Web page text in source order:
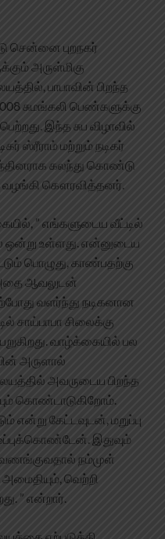
சென்னை புறநகர்
அருள்மிகு
பாபாவின் பிறந்த
சுமங்கலி பெண்களுக்கு
இந்த சுப விழாவில்
ஸ்ரீராம் மற்றும் நடிகர்
கலந்து கொண்டு
வழங்கி கௌரவித்தனர்.
” எங்களுடைய வீட்டில்
ஒன்று உள்ளது. என்னுடைய
பொழுது, காண்பதற்கு
அதை ஆவலுடன்
வளர்ந்து நடிகனான
சாய்பாபா சிலைக்கு
வாழ்க்கையில் பல
அருளால்
அவருடைய பிறந்த
கொண்டாடுகிறோம்.
கேட்டவுடன், மறுப்பு
இதுவும்
நம்முள்
வெற்றி
” என்றார்.